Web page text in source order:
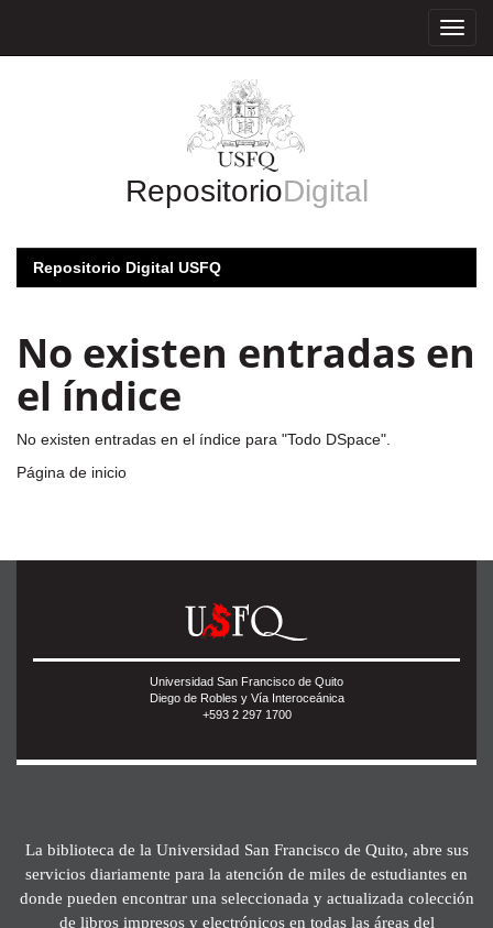
RepositorioDigital
Repositorio Digital USFQ
No existen entradas en
el índice
No existen entradas en el índice para "Todo DSpace".
Página de inicio
Universidad San Francisco de Quito
Diego de Robles y Vía Interoceánica
+593 2 297 1700
La biblioteca de la Universidad San Francisco de Quito, abre sus
servicios diariamente para la atención de miles de estudiantes en
donde pueden encontrar una seleccionada y actualizada colección
de libros impresos y electrónicos en todas las áreas del